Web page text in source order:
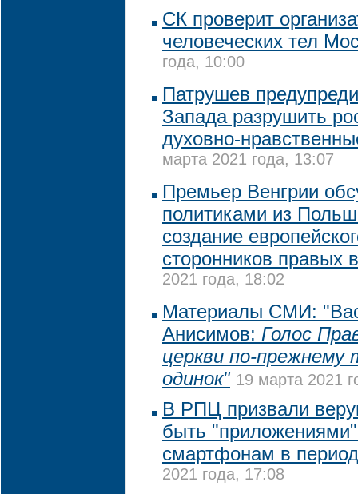
СК проверит
человеческих тел
года, 10:00
Патрушев
Запада разрушить
духовно-
марта 2021 года, 13:07
Премьер Венгрии
политиками из
создание
сторонников правых
2021 года, 18:02
Материалы СМИ:
Анисимов: Голос
церкви по-прежнему
одинок" 19 марта 2021
В РПЦ призвали
быть
смартфонам в
2021 года, 17:08